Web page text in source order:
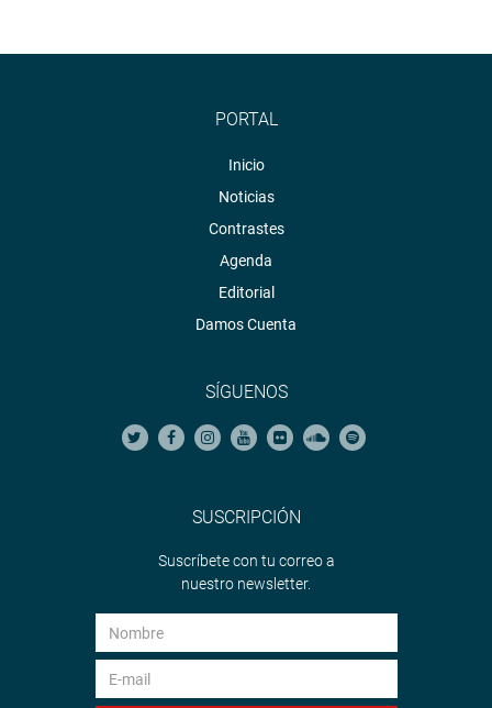
PORTAL
Inicio
Noticias
Contrastes
Agenda
Editorial
Damos Cuenta
SÍGUENOS
SUSCRIPCIÓN
Suscríbete con tu correo a
nuestro newsletter.